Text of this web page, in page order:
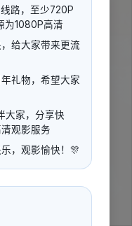
周杰悔恨之余也到校当体
里接连出现难以用科学解
展开追查。
路，至少720P
为1080P高清
给大家带来更流
礼物，希望大家
大家，分享快
观影服务
，观影愉快！🎊